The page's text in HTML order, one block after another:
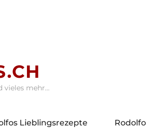
vieles mehr…
Lieblingsrezepte